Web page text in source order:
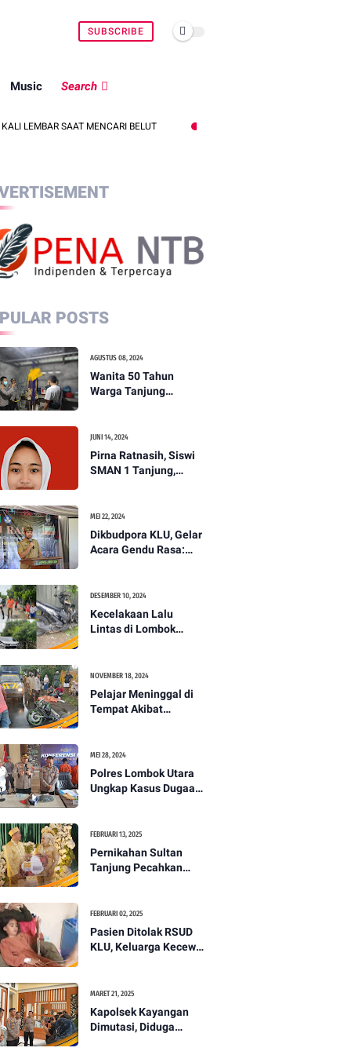
SUBSCRIBE
Music Search
SAAT MENCARI BELUT POLSEK SEKOTONG KEJAR PELAKU
POSTS
AGUSTUS 08, 2024
Wanita 50 Tahun
Warga Tanjung
JUNI 14, 2024
Pirna Ratnasih, Siswi
SMAN 1 Tanjung,
Paskibraka Tingkat
Nasional
MEI 22, 2024
Dikbudpora KLU, Gelar
Acara Gendu Rasa:
Masyarakat Dayan
Gunung
DESEMBER 10, 2024
Kecelakaan Lalu
Lintas di Lombok
PENANTB
NOVEMBER 18, 2024
Pelajar Meninggal di
Tempat Akibat
Utara -PENANTB
MEI 28, 2024
Polres Lombok Utara
Ungkap Kasus Dugaan
Gantung Diri
FEBRUARI 13, 2025
Pernikahan Sultan
Tanjung Pecahkan
PENANTB
FEBRUARI 02, 2025
Pasien Ditolak RSUD
KLU, Keluarga Kecewa
MARET 21, 2025
Kapolsek Kayangan
Dimutasi, Diduga